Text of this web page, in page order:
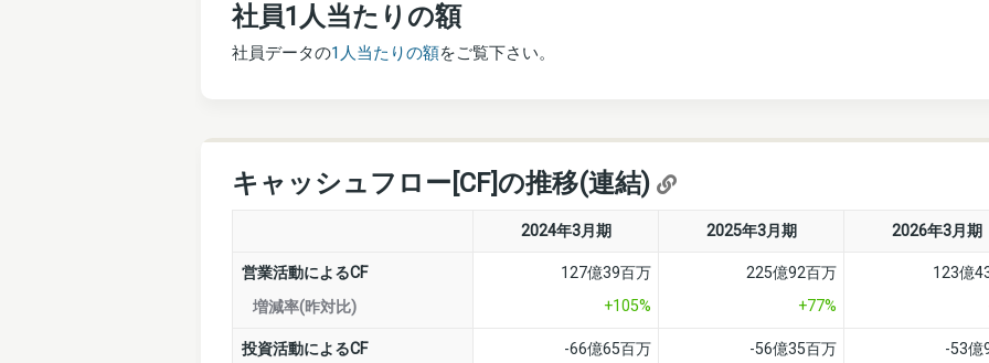
社員1人当たりの額
社員データの1人当たりの額をご覧下さい。
キャッシュフロー[CF]の推移(連結)
2024年3月期 2025年3月期 2026年3月期
営業活動によるCF
増減率(昨対比)
127億39百万
+105%
225億92百万
+77%
123億
投資活動によるCF -66億65百万 -56億35百万 -53億